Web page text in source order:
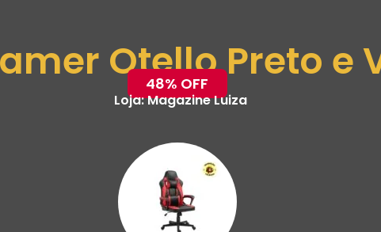
Otello Preto e
48% OFF
Loja:Magazine Luiza